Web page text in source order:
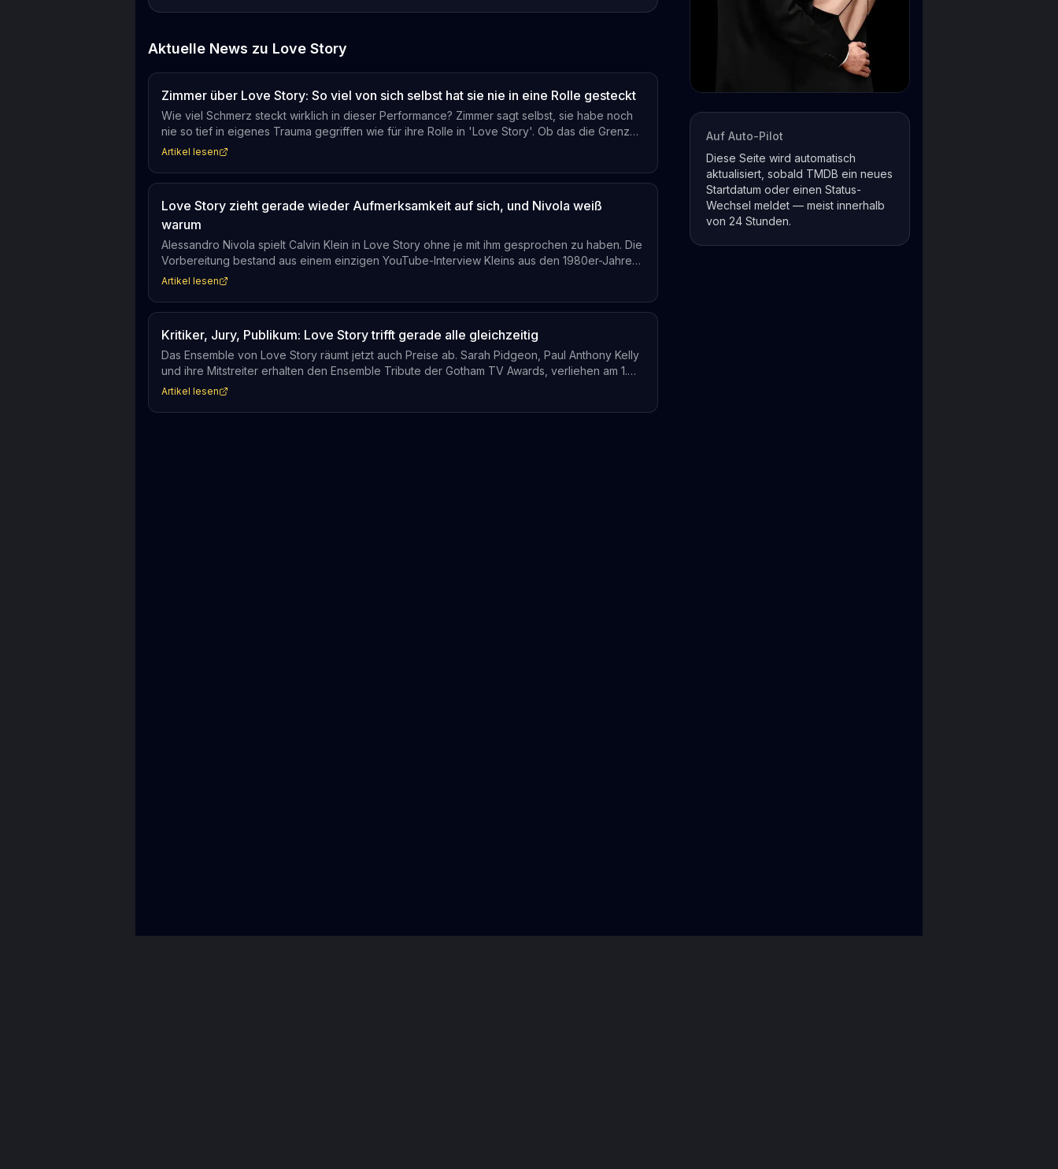
Aktuelle News zu Love Story
Zimmer über Love Story: So viel von sich selbst hat sie nie in eine Rolle gesteckt
Wie viel Schmerz steckt wirklich in dieser Performance? Zimmer sagt selbst, sie habe noch
nie so tief in eigenes Trauma gegriffen wie für ihre Rolle in 'Love Story'. Ob das die Grenze
zwischen Darstellung und echtem Geständnis verschiebt, müssen Zuschauer selbst
Artikel lesen
Love Story zieht gerade wieder Aufmerksamkeit auf sich, und Nivola weiß
warum
Alessandro Nivola spielt Calvin Klein in Love Story ohne je mit ihm gesprochen zu haben. Die
Vorbereitung bestand aus einem einzigen YouTube-Interview Kleins aus den 1980er-Jahren.
Kleins Akzent, den er per Sprachtherapie loswerden wollte, blieb trotzdem hörbar und
Artikel lesen
Kritiker, Jury, Publikum: Love Story trifft gerade alle gleichzeitig
Das Ensemble von Love Story räumt jetzt auch Preise ab. Sarah Pidgeon, Paul Anthony Kelly
und ihre Mitstreiter erhalten den Ensemble Tribute der Gotham TV Awards, verliehen am 1.
Juni 2026 in New York. Damit wird die meistgestreamte Miniserie auf Hulu und Disney+ mit
Artikel lesen
Auf Auto-Pilot
Diese Seite wird automatisch
aktualisiert, sobald TMDB ein neues
Startdatum oder einen Status-
Wechsel meldet — meist innerhalb
von 24 Stunden.